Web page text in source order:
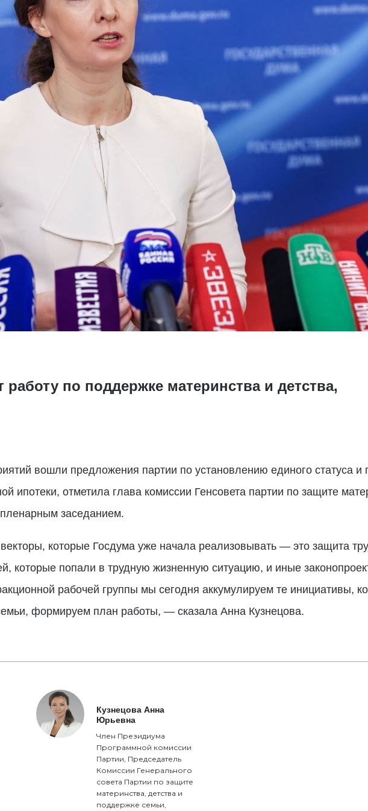
по поддержке материнства и детства,
вошли предложения партии по установлению единого статуса и
ипотеки, отметила глава комиссии Генсовета партии по защите
заседанием.
которые Госдума уже начала реализовывать — это защита
которые попали в трудную жизненную ситуацию, и иные
рабочей группы мы сегодня аккумулируем те инициативы,
формируем план работы, — сказала Анна Кузнецова.
Кузнецова Анна
Юрьевна
Член Президиума
Программной комиссии
Партии, Председатель
Комиссии Генерального
совета Партии по защите
материнства, детства и
поддержке семьи,